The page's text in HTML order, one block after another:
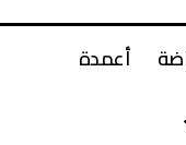
أعمدة